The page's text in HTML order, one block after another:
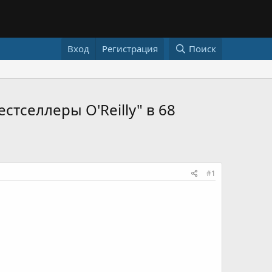
Вход Регистрация Поиск
O'Reilly" в 68
#1